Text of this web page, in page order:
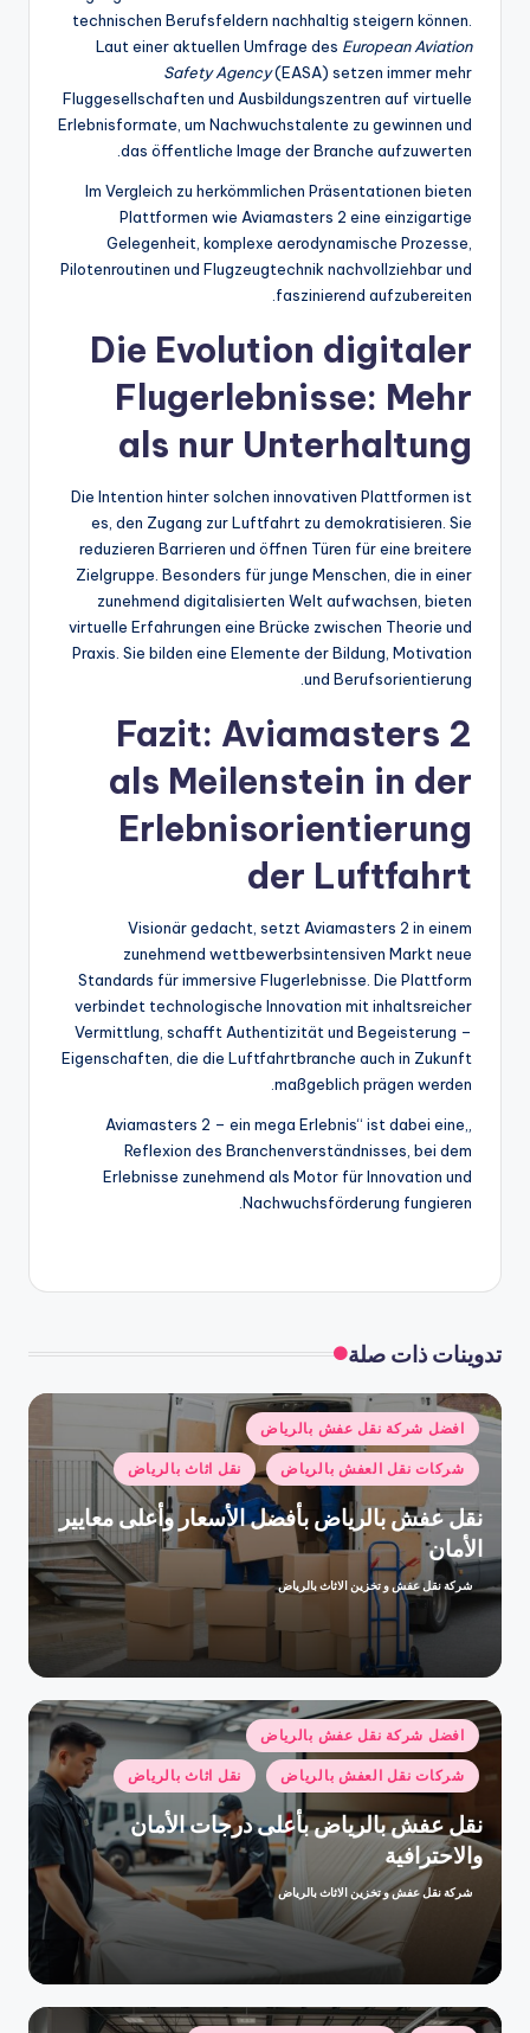
technischen Berufsfeldern nachhaltig steigern können.
Laut einer aktuellen Umfrage des European Aviation
Safety Agency(EASA) setzen immer mehr
Fluggesellschaften und Ausbildungszentren auf virtuelle
Erlebnisformate, um Nachwuchstalente zu gewinnen und
das öffentliche Image der Branche aufzuwerten.
Im Vergleich zu herkömmlichen Präsentationen bieten
Plattformen wie Aviamasters 2 eine einzigartige
Gelegenheit, komplexe aerodynamische Prozesse,
Pilotenroutinen und Flugzeugtechnik nachvollziehbar und
faszinierend aufzubereiten.
Die Evolution digitaler
Flugerlebnisse: Mehr
als nur Unterhaltung
Die Intention hinter solchen innovativen Plattformen ist
es, den Zugang zur Luftfahrt zu demokratisieren. Sie
reduzieren Barrieren und öffnen Türen für eine breitere
Zielgruppe. Besonders für junge Menschen, die in einer
zunehmend digitalisierten Welt aufwachsen, bieten
virtuelle Erfahrungen eine Brücke zwischen Theorie und
Praxis. Sie bilden eine Elemente der Bildung, Motivation
und Berufsorientierung.
Fazit: Aviamasters 2
als Meilenstein in der
Erlebnisorientierung
der Luftfahrt
Visionär gedacht, setzt Aviamasters 2 in einem
zunehmend wettbewerbsintensiven Markt neue
Standards für immersive Flugerlebnisse. Die Plattform
verbindet technologische Innovation mit inhaltsreicher
Vermittlung, schafft Authentizität und Begeisterung –
Eigenschaften, die die Luftfahrtbranche auch in Zukunft
maßgeblich prägen werden.
„Aviamasters 2 – ein mega Erlebnis“ ist dabei eine
Reflexion des Branchenverständnisses, bei dem
Erlebnisse zunehmend als Motor für Innovation und
Nachwuchsförderung fungieren.
تدوينات ذات صلة
نُشر
في
افضل شركة نقل عفش بالرياض
شركات نقل العفش بالرياض نقل اثاث بالرياض
نقل عفش بالرياض بأفضل الأسعار وأعلى معايير
الأمان
تمّ
بواسطة
شركة نقل عفش و تخزين الاثاث بالرياض
نُشر
في
افضل شركة نقل عفش بالرياض
شركات نقل العفش بالرياض نقل اثاث بالرياض
نقل عفش بالرياض بأعلى درجات الأمان
والاحترافية
تمّ
شركة نقل عفش و تخزين الاثاث بالرياض